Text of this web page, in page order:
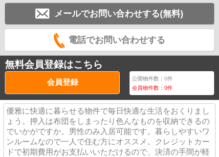
メールでお問い合わせする(無料)
電話でお問い合わせする
無料会員登録はこちら
会員登録 公開物件数：0件
会員物件数：0件
優雅に快適に暮らせる物件で毎日快適な生活をおくりまし
ょう。押入は布団をしまったり色んなものを収納できるの
でいかがですか。男性のみ入居可能です。暮らしやすいワ
ンルームなので一人で住む方にオススメ。クレジットカー
ドで初期費用がお支払いいただけるので、決済の手間が軽